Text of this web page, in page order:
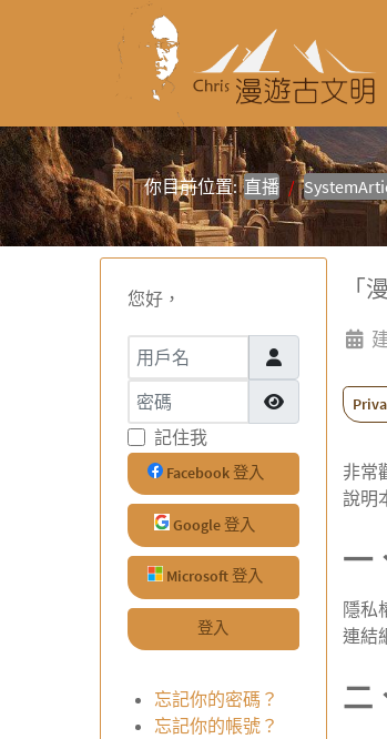
你目前位置:直播
您好，
用戶名
密碼
顯示密碼
記住我
Facebook 登入
Google 登入
Microsoft 登入
登入
忘記你的密碼？
忘記你的帳號？
「
非常
說明
一
隱私
連結
二